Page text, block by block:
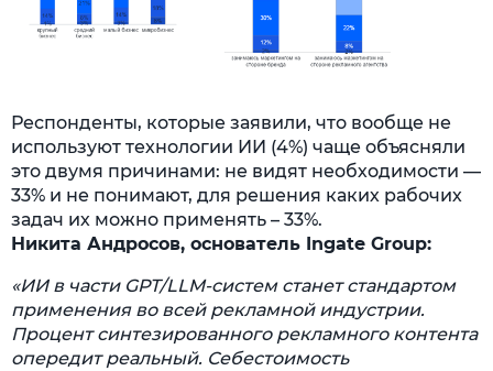
Респонденты, которые заявили, что вообще не
используют технологии ИИ (4%) чаще объясняли
это двумя причинами: не видят необходимости —
33% и не понимают, для решения каких рабочих
задач их можно применять – 33%.
Никита Андросов, основатель Ingate Group:
«ИИ в части GPT/LLM-систем станет стандартом
применения во всей рекламной индустрии.
Процент синтезированного рекламного контента
опередит реальный. Себестоимость